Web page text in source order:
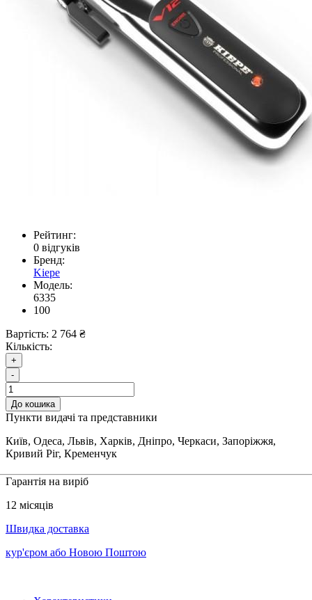
Рейтинг:
0 відгуків
Бренд:
Kiepe
Модель:
6335
100
Вартість: 2 764 ₴
Кількість:
+
-
До кошика
Пункти видачі та представники
Київ, Одеса, Львів, Харків, Дніпро, Черкаси, Запоріжжя,
Кривий Ріг, Кременчук
Гарантія на виріб
12 місяців
Швидка доставка
кур'єром або Новою Поштою